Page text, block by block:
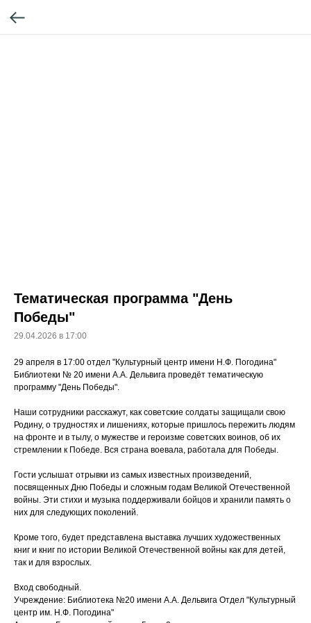
Тематическая программа "День
Победы"
29.04.2026 в 17:00
29 апреля в 17:00 отдел "Культурный центр имени Н.Ф. Погодина"
Библиотеки № 20 имени А.А. Дельвига проведёт тематическую
программу "День Победы".
Наши сотрудники расскажут, как советские солдаты защищали свою
Родину, о трудностях и лишениях, которые пришлось пережить людям
на фронте и в тылу, о мужестве и героизме советских воинов, об их
стремлении к Победе. Вся страна воевала, работала для Победы.
Гости услышат отрывки из самых известных произведений,
посвященных Дню Победы и сложным годам Великой Отечественной
войны. Эти стихи и музыка поддерживали бойцов и хранили память о
них для следующих поколений.
Кроме того, будет представлена выставка лучших художественных
книг и книг по истории Великой Отечественной войны как для детей,
так и для взрослых.
Вход свободный.
Учреждение: Библиотека №20 имени А.А. Дельвига Отдел "Культурный
центр им. Н.Ф. Погодина"